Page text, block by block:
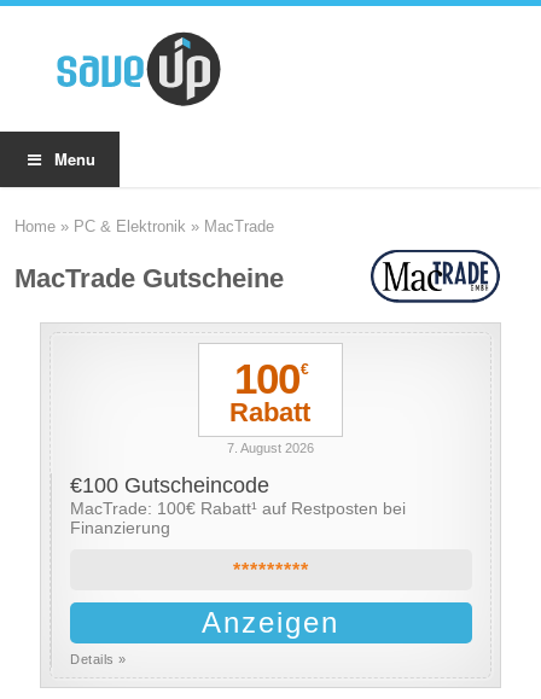
Menu
Home » PC & Elektronik » MacTrade
MacTrade Gutscheine
100€
Rabatt
7. August 2026
€100 Gutscheincode
MacTrade: 100€ Rabatt¹ auf Restposten bei
Finanzierung
*********
Anzeigen
Details »